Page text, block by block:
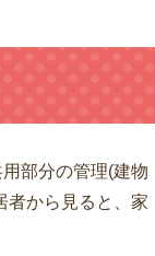
部分の管理(建物
者から見ると、家